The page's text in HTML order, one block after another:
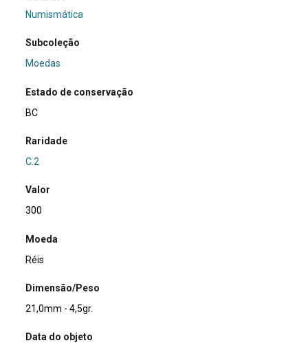
Numismática
Subcoleção
Moedas
Estado de conservação
BC
Raridade
C.2
Valor
300
Moeda
Réis
Dimensão/Peso
21,0mm - 4,5gr.
Data do objeto